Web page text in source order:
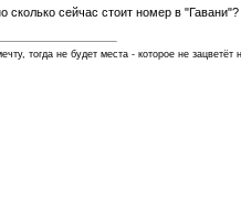
сколько сейчас стоит номер в "Гавани"?
тогда не будет места - которое не зацветёт